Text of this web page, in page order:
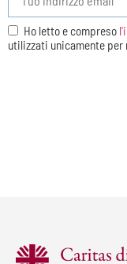
Ho letto e compreso
utilizzati unicamente